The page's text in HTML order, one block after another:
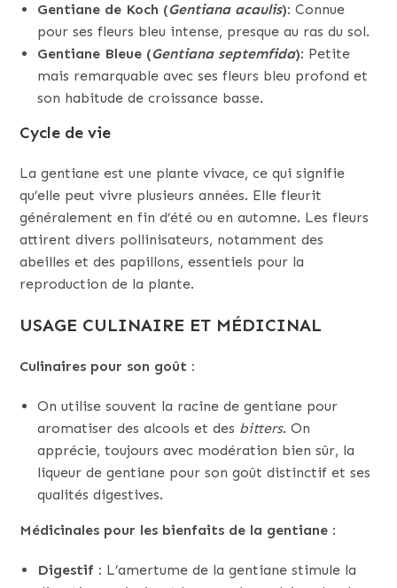
Gentiane de Koch (Gentiana acaulis): Connue
pour ses fleurs bleu intense, presque au ras du sol.
Gentiane Bleue (Gentiana septemfida): Petite
mais remarquable avec ses fleurs bleu profond et
son habitude de croissance basse.
Cycle de vie
La gentiane est une plante vivace, ce qui signifie
qu’elle peut vivre plusieurs années. Elle fleurit
généralement en fin d’été ou en automne. Les fleurs
attirent divers pollinisateurs, notamment des
abeilles et des papillons, essentiels pour la
reproduction de la plante.
USAGE CULINAIRE ET MÉDICINAL
Culinaires pour son goût :
On utilise souvent la racine de gentiane pour
aromatiser des alcools et des bitters. On
apprécie, toujours avec modération bien sûr, la
liqueur de gentiane pour son goût distinctif et ses
qualités digestives.
Médicinales pour les bienfaits de la gentiane :
Digestif : L’amertume de la gentiane stimule la